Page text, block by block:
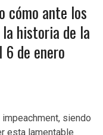
cómo ante los
historia de la
de enero
siendo
esta lamentable